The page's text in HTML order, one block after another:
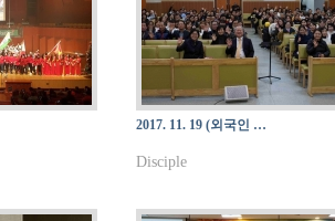
2017. 11. 19 (외국인 …
Disciple